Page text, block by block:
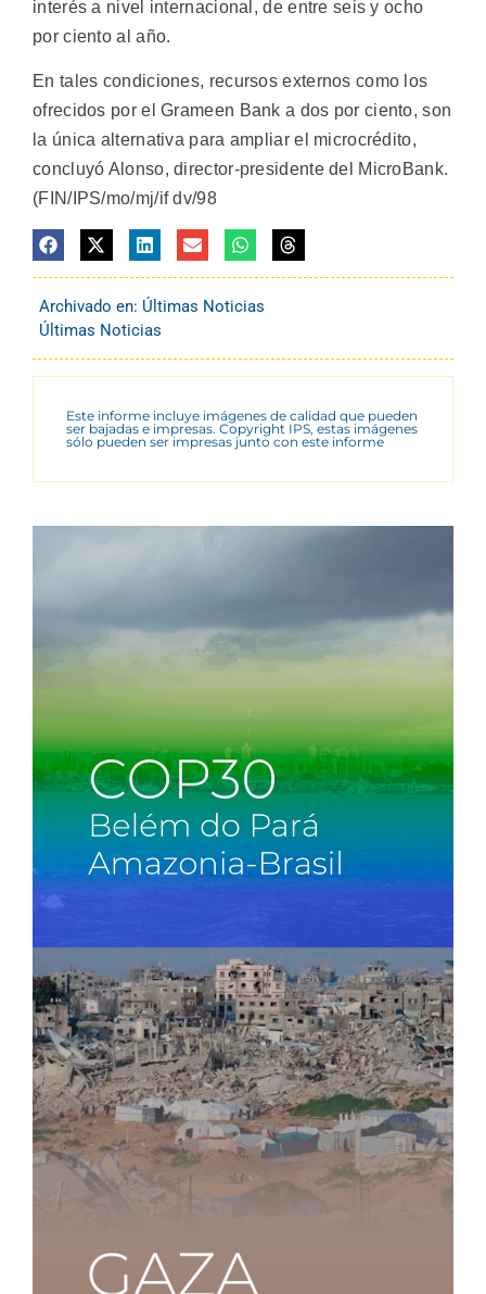
interés a nivel internacional, de entre seis y ocho
por ciento al año.
En tales condiciones, recursos externos como los
ofrecidos por el Grameen Bank a dos por ciento, son
la única alternativa para ampliar el microcrédito,
concluyó Alonso, director-presidente del MicroBank.
(FIN/IPS/mo/mj/if dv/98
Archivado en: Últimas Noticias
Últimas Noticias
Este informe incluye imágenes de calidad que pueden
ser bajadas e impresas. Copyright IPS, estas imágenes
sólo pueden ser impresas junto con este informe